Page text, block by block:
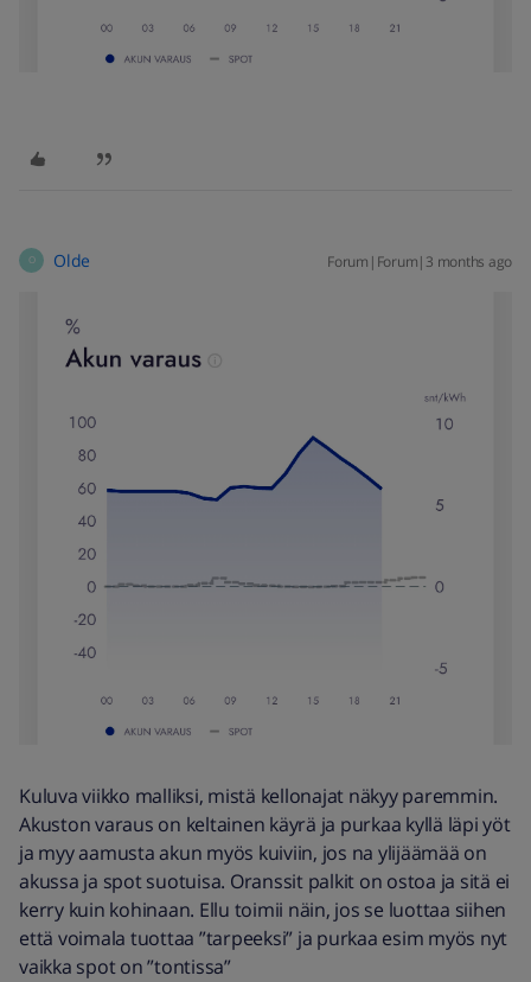
O Olde Forum|Forum|3 months ago
Kuluva viikko malliksi, mistä kellonajat näkyy paremmin.
Akuston varaus on keltainen käyrä ja purkaa kyllä läpi yöt
ja myy aamusta akun myös kuiviin, jos na ylijäämää on
akussa ja spot suotuisa. Oranssit palkit on ostoa ja sitä ei
kerry kuin kohinaan. Ellu toimii näin, jos se luottaa siihen
että voimala tuottaa ”tarpeeksi” ja purkaa esim myös nyt
vaikka spot on ”tontissa”